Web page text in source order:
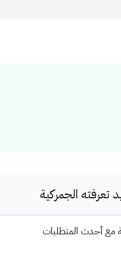
الجمركية
مع أحدث المتطلبات